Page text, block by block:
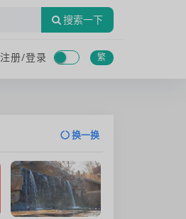
搜索一下
注册/登录 繁
换一换